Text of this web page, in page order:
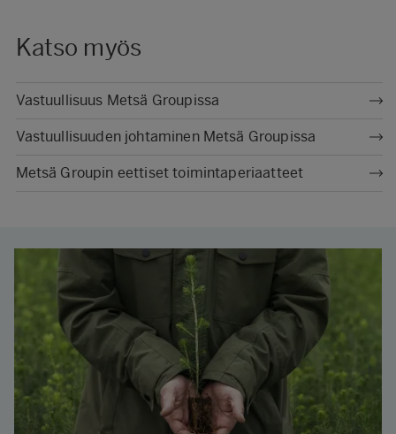
Katso myös
Vastuullisuus Metsä Groupissa
Vastuullisuuden johtaminen Metsä Groupissa
Metsä Groupin eettiset toimintaperiaatteet